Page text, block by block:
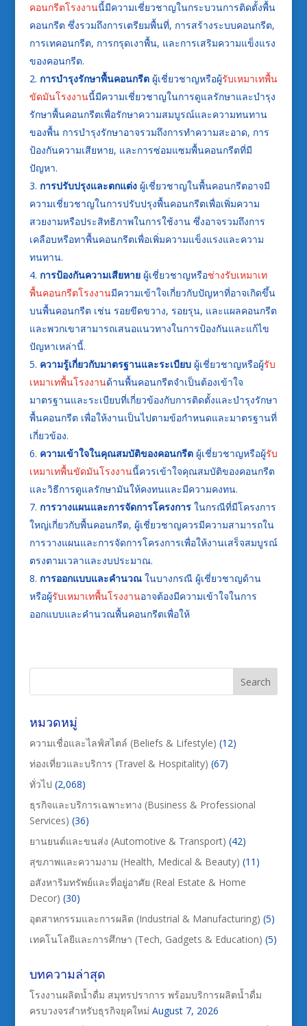
คอนกรีตโรงงานนี้มีความเชี่ยวชาญในกระบวนการติดตั้งพื้น
คอนกรีต ซึ่งรวมถึงการเตรียมพื้นที่, การสร้างระบบคอนกรีต,
การเทคอนกรีต, การกรุดเงาพื้น, และการเสริมความแข็งแรง
ของคอนกรีต.
การบำรุงรักษาพื้นคอนกรีตผู้เชี่ยวชาญหรือผู้รับเหมาเทพื้น
ขัดมันโรงงานนี้มีความเชี่ยวชาญในการดูแลรักษาและบำรุง
รักษาพื้นคอนกรีตเพื่อรักษาความสมบูรณ์และความทนทาน
ของพื้น การบำรุงรักษาอาจรวมถึงการทำความสะอาด, การ
ป้องกันความเสียหาย, และการซ่อมแซมพื้นคอนกรีตที่มี
ปัญหา.
การปรับปรุงและตกแต่งผู้เชี่ยวชาญในพื้นคอนกรีตอาจมี
ความเชี่ยวชาญในการปรับปรุงพื้นคอนกรีตเพื่อเพิ่มความ
สวยงามหรือประสิทธิภาพในการใช้งาน ซึ่งอาจรวมถึงการ
เคลือบหรือทาพื้นคอนกรีตเพื่อเพิ่มความแข็งแรงและความ
ทนทาน.
การป้องกันความเสียหายผู้เชี่ยวชาญหรือช่างรับเหมาเท
พื้นคอนกรีตโรงงานมีความเข้าใจเกี่ยวกับปัญหาที่อาจเกิดขึ้น
บนพื้นคอนกรีต เช่น รอยขีดขวาง, รอยรุน, และแผลคอนกรีต
และพวกเขาสามารถเสนอแนวทางในการป้องกันและแก้ไข
ปัญหาเหล่านี้.
ความรู้เกี่ยวกับมาตรฐานและระเบียบผู้เชี่ยวชาญหรือผู้รับ
เหมาเทพื้นโรงงานด้านพื้นคอนกรีตจำเป็นต้องเข้าใจ
มาตรฐานและระเบียบที่เกี่ยวข้องกับการติดตั้งและบำรุงรักษา
พื้นคอนกรีต เพื่อให้งานเป็นไปตามข้อกำหนดและมาตรฐานที่
เกี่ยวข้อง.
ความเข้าใจในคุณสมบัติของคอนกรีตผู้เชี่ยวชาญหรือผู้รับ
เหมาเทพื้นขัดมันโรงงานนี้ควรเข้าใจคุณสมบัติของคอนกรีต
และวิธีการดูแลรักษามันให้คงทนและมีความคงทน.
การวางแผนและการจัดการโครงการในกรณีที่มีโครงการ
ใหญ่เกี่ยวกับพื้นคอนกรีต, ผู้เชี่ยวชาญควรมีความสามารถใน
การวางแผนและการจัดการโครงการเพื่อให้งานเสร็จสมบูรณ์
ตรงตามเวลาและงบประมาณ.
การออกแบบและคำนวณในบางกรณี ผู้เชี่ยวชาญด้าน
หรือผู้รับเหมาเทพื้นโรงงานอาจต้องมีความเข้าใจในการ
ออกแบบและคำนวณพื้นคอนกรีตเพื่อให้
หมวดหมู่
ความเชื่อและไลฟ์สไตล์ (Beliefs & Lifestyle) (12)
ท่องเที่ยวและบริการ (Travel & Hospitality) (67)
ทั่วไป (2,068)
ธุรกิจและบริการเฉพาะทาง (Business & Professional
Services) (36)
ยานยนต์และขนส่ง (Automotive & Transport) (42)
สุขภาพและความงาม (Health, Medical & Beauty) (11)
อสังหาริมทรัพย์และที่อยู่อาศัย (Real Estate & Home
Decor) (30)
อุตสาหกรรมและการผลิต (Industrial & Manufacturing) (5)
เทคโนโลยีและการศึกษา (Tech, Gadgets & Education) (5)
บทความล่าสุด
โรงงานผลิตน้ำดื่ม สมุทรปราการ พร้อมบริการผลิตน้ำดื่ม
ครบวงจรสำหรับธุรกิจยุคใหม่ August 7, 2026